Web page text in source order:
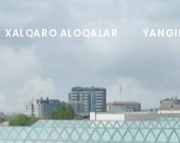
XALQARO ALOQALAR